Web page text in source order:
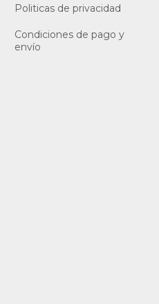
Politicas de privacidad
Condiciones de pago y
envío